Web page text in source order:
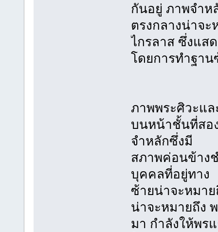
กันอยู่ ภาพจำห
ตรงกลางน่าจ
ไกรลาส ซึ่งแส
โดยการทำฐา
ภาพพระศิวะแ
บนหน้าชั้นที่สอ
จำหลักซึ่งมี
สภาพค่อนข้าง
บุคคลที่อยู่ทาง
ซ้ายน่าจะหมา
น่าจะหมายถึง
มา กำลังให้พร